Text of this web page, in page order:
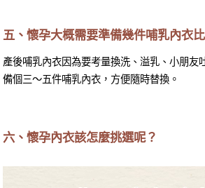
五、懷孕大概需要準備幾件哺乳內衣
產後哺乳內衣因為要考量換洗、溢乳、小朋友
備個三～五件哺乳內衣，方便隨時替換。
六、懷孕內衣該怎麼挑選呢？